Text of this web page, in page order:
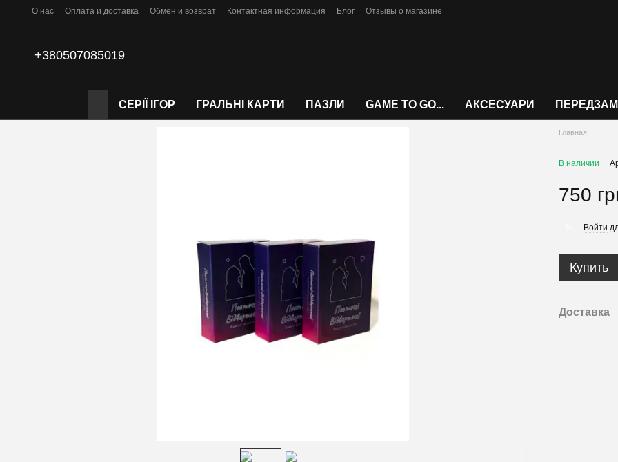
Перейти к основному контенту
О нас Оплата и доставка Обмен и возврат Контактная информация Блог Отзывы о магазине
+380507085019
СЕРІЇ ІГОР ГРАЛЬНІ КАРТИ ПАЗЛИ GAME TO GO... АКСЕСУАРИ
Главная
В наличии
750
Войти
Купить
Доставка